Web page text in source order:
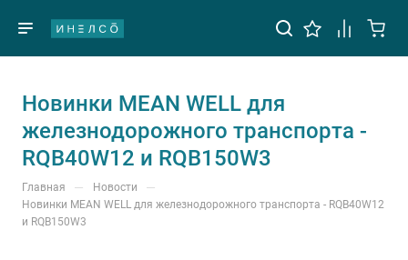
Новинки MEAN WELL для
железнодорожного транспорта -
RQB40W12 и RQB150W3
Главная — Новости —
Новинки MEAN WELL для железнодорожного транспорта - RQB40W12
и RQB150W3